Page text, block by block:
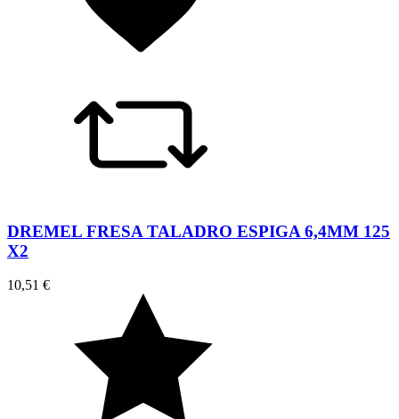
DREMEL FRESA TALADRO ESPIGA 6,4MM 125
X2
10,51 €